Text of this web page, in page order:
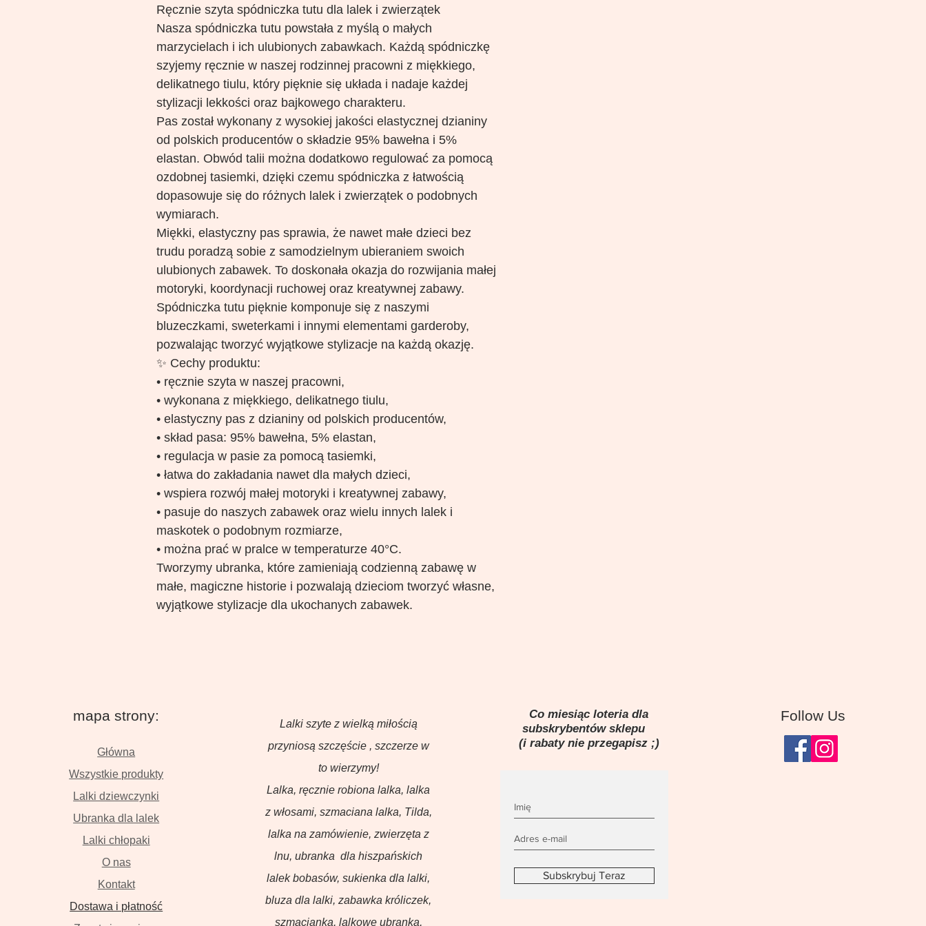
Ręcznie szyta spódniczka tutu dla lalek i zwierzątek
Nasza spódniczka tutu powstała z myślą o małych
marzycielach i ich ulubionych zabawkach. Każdą spódniczkę
szyjemy ręcznie w naszej rodzinnej pracowni z miękkiego,
delikatnego tiulu, który pięknie się układa i nadaje każdej
stylizacji lekkości oraz bajkowego charakteru.
Pas został wykonany z wysokiej jakości elastycznej dzianiny
od polskich producentów o składzie 95% bawełna i 5%
elastan. Obwód talii można dodatkowo regulować za pomocą
ozdobnej tasiemki, dzięki czemu spódniczka z łatwością
dopasowuje się do różnych lalek i zwierzątek o podobnych
wymiarach.
Miękki, elastyczny pas sprawia, że nawet małe dzieci bez
trudu poradzą sobie z samodzielnym ubieraniem swoich
ulubionych zabawek. To doskonała okazja do rozwijania małej
motoryki, koordynacji ruchowej oraz kreatywnej zabawy.
Spódniczka tutu pięknie komponuje się z naszymi
bluzeczkami, sweterkami i innymi elementami garderoby,
pozwalając tworzyć wyjątkowe stylizacje na każdą okazję.
✨ Cechy produktu:
• ręcznie szyta w naszej pracowni,
• wykonana z miękkiego, delikatnego tiulu,
• elastyczny pas z dzianiny od polskich producentów,
• skład pasa: 95% bawełna, 5% elastan,
• regulacja w pasie za pomocą tasiemki,
• łatwa do zakładania nawet dla małych dzieci,
• wspiera rozwój małej motoryki i kreatywnej zabawy,
• pasuje do naszych zabawek oraz wielu innych lalek i
maskotek o podobnym rozmiarze,
• można prać w pralce w temperaturze 40°C.
Tworzymy ubranka, które zamieniają codzienną zabawę w
małe, magiczne historie i pozwalają dzieciom tworzyć własne,
wyjątkowe stylizacje dla ukochanych zabawek.
mapa strony:
Główna
Wszystkie produkty
Lalki dziewczynki
Ubranka dla lalek
Lalki chłopaki
O nas
Kontakt
Dostawa i płatność
Lalki szyte z wielką miłością
przyniosą szczęście , szczerze w
to wierzymy!
Lalka, ręcznie robiona lalka, lalka
z włosami, szmaciana lalka, Tilda,
lalka na zamówienie, zwierzęta z
lnu, ubranka dla hiszpańskich
lalek bobasów, sukienka dla lalki,
bluza dla lalki, zabawka króliczek,
szmacianka, lalkowe ubranka,
Co miesiąc loteria dla
subskrybentów sklepu
(i rabaty nie przegapisz ;)
Subskrybuj Teraz
Follow Us